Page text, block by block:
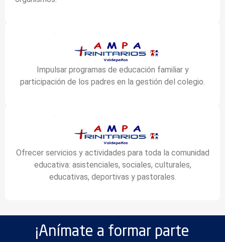
Impulsar programas de educación familiar y
participación de los padres en la gestión del colegio.
Ofrecer servicios y actividades para toda la comunidad
educativa: asistenciales, sociales, culturales,
educativas, deportivas y pastorales.
¡Anímate a formar parte